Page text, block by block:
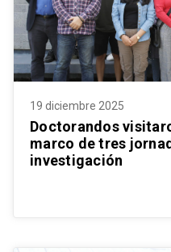
19 diciembre 2025
Doctorandos
marco de tres
investigación